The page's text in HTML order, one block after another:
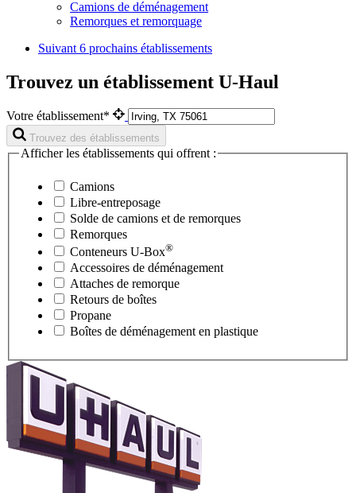
Camions de déménagement
Remorques et remorquage
Suivant 6 prochains établissements
Trouvez un établissement U-Haul
Votre établissement*
Trouvez des établissements
Afficher les établissements qui offrent :
Camions
Libre-entreposage
Solde de camions et de remorques
Remorques
Conteneurs U-Box®
Accessoires de déménagement
Attaches de remorque
Retours de boîtes
Propane
Boîtes de déménagement en plastique